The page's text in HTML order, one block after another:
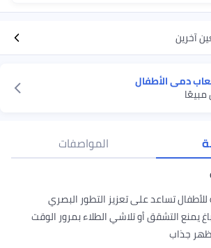
آخرين
دمى الأطفال
المواصفات
للأطفال تساعد على تعزيز التطور البصري
يمنع التشقق أو تلاشي الطلاء بمرور الوقت
جذاب